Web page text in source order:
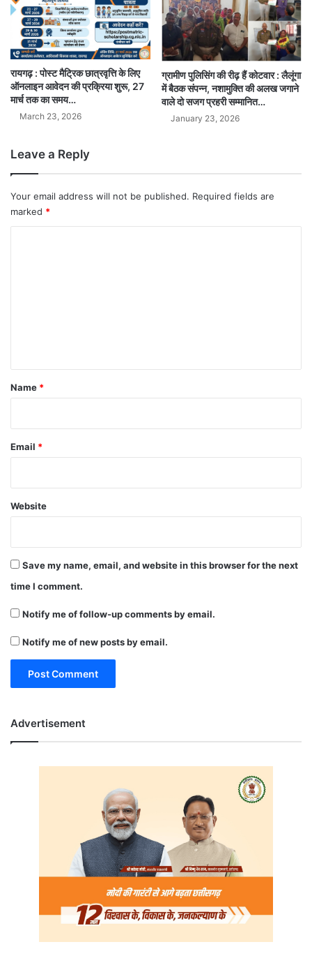
रायगढ़ : पोस्ट मैट्रिक छात्रवृत्ति के लिए
ऑनलाइन आवेदन की प्रक्रिया शुरू, 27
मार्च तक का समय…
March 23, 2026
ग्रामीण पुलिसिंग की रीढ़ हैं कोटवार : लैलूंगा
में बैठक संपन्न, नशामुक्ति की अलख जगाने
वाले दो सजग प्रहरी सम्मानित…
January 23, 2026
Leave a Reply
Your email address will not be published. Required fields are
marked *
*
Name *
Email *
Website
Save my name, email, and website in this browser for the next
time I comment.
Notify me of follow-up comments by email.
Notify me of new posts by email.
Advertisement